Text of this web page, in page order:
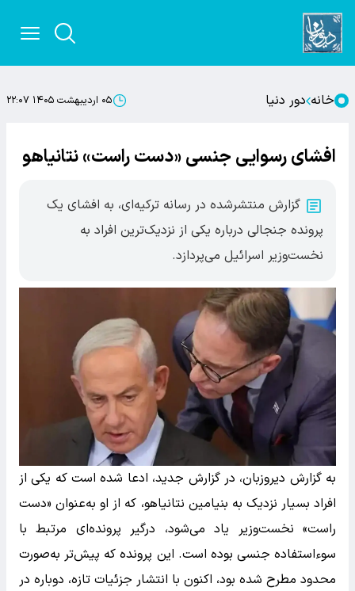
خانه دور دنیا ۰۵ اردیبهشت ۱۴۰۵ ۲۲:۰۷
افشای رسوایی جنسی «دست راست» نتانیاهو
گزارش منتشرشده در رسانه ترکیه‌ای، به افشای یک
پرونده جنجالی درباره یکی از نزدیک‌ترین افراد به
نخست‌وزیر اسرائیل می‌پردازد.
به گزارش دیروزبان، در گزارش جدید، ادعا شده است که یکی از
افراد بسیار نزدیک به بنیامین نتانیاهو، که از او به‌عنوان «دست
راست» نخست‌وزیر یاد می‌شود، درگیر پرونده‌ای مرتبط با
سوء‌استفاده جنسی بوده است. این پرونده که پیش‌تر به‌صورت
محدود مطرح شده بود، اکنون با انتشار جزئیات تازه، دوباره در